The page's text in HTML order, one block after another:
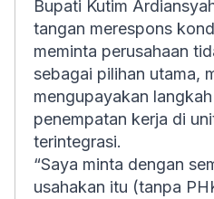
Bupati Kutim
tangan merespons
meminta perusahaan
sebagai pilihan utama,
mengupayakan
penempatan kerja di
terintegrasi.
“Saya minta dengan
usahakan itu (tanpa